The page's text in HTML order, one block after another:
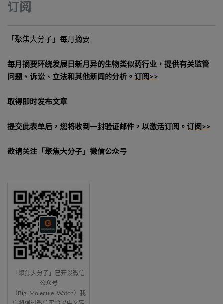
订阅
「聚焦大分子」每月摘要
每月摘要环绕发展日新月异的生物类似药行业，提供有关监管
问题、诉讼、立法和其他新闻的分析。 订阅>>
取得即时发布文章
提交此表单后，您将收到一封验证邮件，以激活订阅。 订阅>>
敬请关注「聚焦大分子」微信公众号
「聚焦大分子」已开设微信
公众号
（Big_Molecule_Watch）我